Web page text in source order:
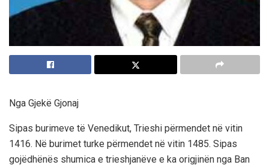
Nga Gjekë Gjonaj
Sipas burimeve të Venedikut, Trieshi përmendet në vitin
1416. Në burimet turke përmendet në vitin 1485. Sipas
gojëdhënës shumica e trieshjanëve e ka origjinën nga Ban